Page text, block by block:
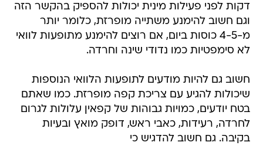
דקות לפני פעילות מינית יכולות להספיק בהקשר הזה
וגם חשוב להימנע משתייה מופרזת, כלומר יותר
מ-4-5 כוסות ביום, אם רוצים להימנע מתופעות לוואי
לא סימפטיות כמו נדודי שינה וחרדה.
חשוב גם להיות מודעים לתופעות הלוואי הנוספות
שיכולות להגיע עם צריכת קפה מופרזת. כמו שאתם
בטח יודעים, כמויות גבוהות של קפאין עלולות לגרום
לחרדה, רעידות, כאבי ראש, דופק מואץ ובעיות
בקיבה. גם חשוב להדגיש כי